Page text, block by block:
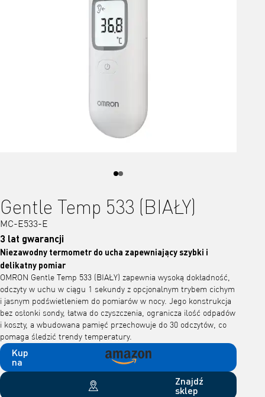
Gentle Temp 533 (BIAŁY)
MC-E533-E
3 lat gwarancji
Niezawodny termometr do ucha zapewniający szybki i
delikatny pomiar
OMRON Gentle Temp 533 (BIAŁY) zapewnia wysoką dokładność,
odczyty w uchu w ciągu 1 sekundy z opcjonalnym trybem cichym
i jasnym podświetleniem do pomiarów w nocy. Jego konstrukcja
bez osłonki sondy, łatwa do czyszczenia, ogranicza ilość odpadów
i koszty, a wbudowana pamięć przechowuje do 30 odczytów, co
pomaga śledzić trendy temperatury.
Kup
na
Znajdź
sklep